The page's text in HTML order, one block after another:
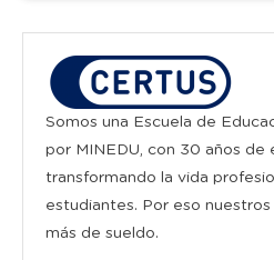
Somos una Escuela de
por MINEDU, con 30 años de
transformando la vida
estudiantes. Por eso nuestros
más de sueldo.